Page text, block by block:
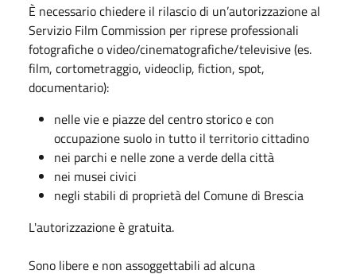
È necessario chiedere il rilascio di un’autorizzazione al
Servizio Film Commission per riprese professionali
fotografiche o video/cinematografiche/televisive (es.
film, cortometraggio, videoclip, fiction, spot,
documentario):
nelle vie e piazze del centro storico e con
occupazione suolo in tutto il territorio cittadino
nei parchi e nelle zone a verde della città
nei musei civici
negli stabili di proprietà del Comune di Brescia
L'autorizzazione è gratuita.
Sono libere e non assoggettabili ad alcuna